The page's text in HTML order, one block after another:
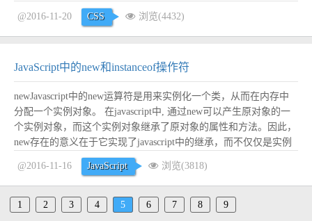
line、::selecton。 CSS权重CSS有...
@2016-11-20
CSS 浏览(4432)
JavaScript中的new和instanceof操作符
newJavascript中的new运算符是用来实例化一个类，从而在内存中
分配一个实例对象。 在javascript中, 通过new可以产生原对象的一
个实例对象，而这个实例对象继承了原对象的属性和方法。因此，
new存在的意义在于它实现了javascript中的继承，而不仅仅是实例
化了一个对象！ 一个模拟new实现过程的代码如下（注意仅仅是模
拟其实现过程，并不能替代new！）： fun... 阅读全文
@2016-11-16 JavaScript 浏览(3818)
1 2 3 4 5 6 7 8 9